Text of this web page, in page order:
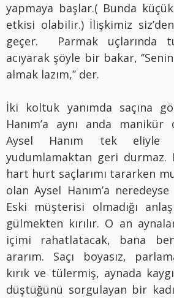
yapmaya başlar.( Bunda
etkisi olabilir.) İlişkimiz siz’den
geçer.
Parmak uçlarında
acıyarak şöyle bir bakar,
almak lazım,’’ der.
İki koltuk yanımda saçına
Hanım’a aynı anda manikür
Aysel Hanım tek eliyle
yudumlamaktan geri durmaz.
hart hurt saçlarımı tararken
olan Aysel Hanım’a
Eski müşterisi olmadığı
gülmekten kırılır. O an
içimi rahatlatacak, bana
ararım. Saçı boyasız,
kırık ve tülermiş, aynada
düştüğünü sorgulayan bir